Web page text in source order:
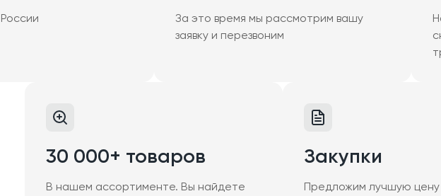
За это время мы рассмотрим вашу
заявку и перезвоним
30 000+ товаров
В нашем ассортименте. Вы найдете
Закупки
Предложим лучшую цену